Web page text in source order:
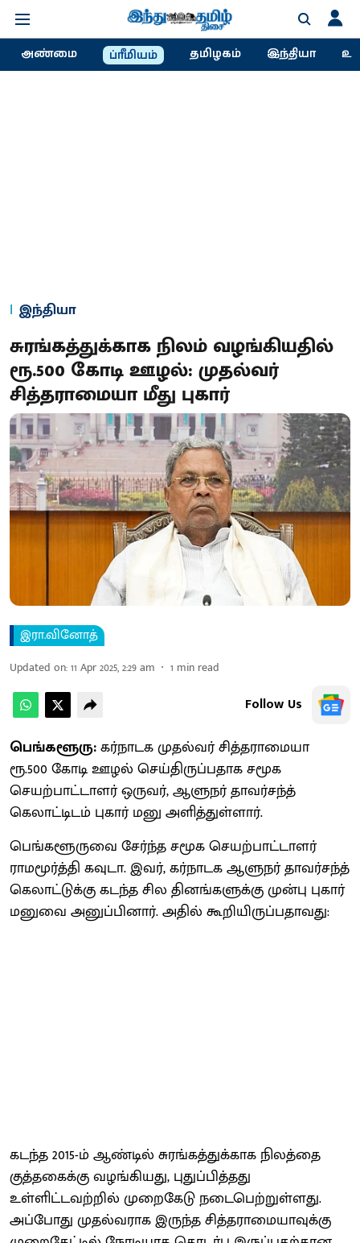
அண்மை ப்ரீமியம் தமிழகம் இந்தியா
இந்தியா
சுரங்கத்துக்காக நிலம் வழங்கியதில்
ரூ.500 கோடி ஊழல்: முதல்வர்
சித்தராமையா மீது புகார்
இரா.வினோத்
Updated on:11 Apr 2025, 2:29 am 1 min read
Follow Us
பெங்களூரு:கர்நாடக முதல்வர் சித்தராமையா
ரூ.500 கோடி ஊழல் செய்திருப்பதாக சமூக
செயற்பாட்டாளர் ஒருவர், ஆளுநர் தாவர்சந்த்
கெலாட்டிடம் புகார் மனு அளித்துள்ளார்.
பெங்களூருவை சேர்ந்த சமூக செயற்பாட்டாளர்
ராமமூர்த்தி கவுடா. இவர், கர்நாடக ஆளுநர் தாவர்சந்த்
கெலாட்டுக்கு கடந்த சில தினங்களுக்கு முன்பு புகார்
மனுவை அனுப்பினார். அதில் கூறியிருப்பதாவது:
கடந்த 2015-ம் ஆண்டில் சுரங்கத்துக்காக நிலத்தை
குத்தகைக்கு வழங்கியது, புதுப்பித்தது
உள்ளிட்டவற்றில் முறைகேடு நடைபெற்றுள்ளது.
அப்போது முதல்வராக இருந்த‌ சித்தராமையாவுக்கு